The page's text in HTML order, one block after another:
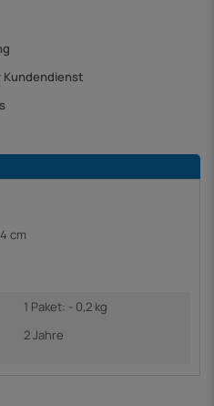
cm
1 Paket: - 0,2 kg
2 Jahre